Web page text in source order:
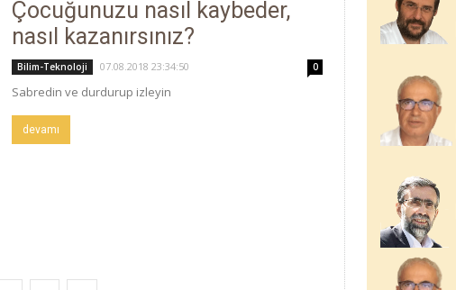
Çocuğunuzu nasıl kaybeder,
nasıl kazanırsınız?
Bilim-Teknoloji 07.08.2018 23:34:50 0
Sabredin ve durdurup izleyin
devamı